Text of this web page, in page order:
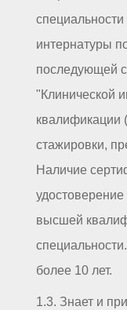
интернатуры
последующей
"Клинической
квалификации
стажировки,
Наличие
высшей
более 10 лет.
1.3. Знает и